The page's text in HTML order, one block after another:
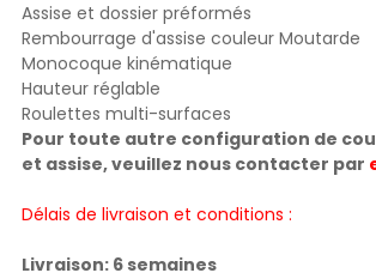
Assise et dossier préformés
Rembourrage d'assise couleur Moutarde
Monocoque kinématique
Hauteur réglable
Roulettes multi-surfaces
Pour toute autre configuration de
et assise, veuillez nous contacter par
Délais de livraison et conditions :
Livraison: 6 semaines